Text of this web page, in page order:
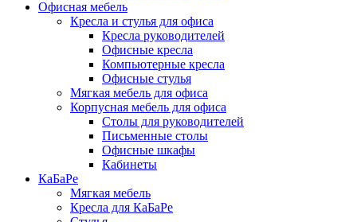
Офисная мебель
Кресла и стулья для офиса
Кресла руководителей
Офисные кресла
Компьютерные кресла
Офисные стулья
Мягкая мебель для офиса
Корпусная мебель для офиса
Столы для руководителей
Письменные столы
Офисные шкафы
Кабинеты
КаБаРе
Мягкая мебель
Кресла для КаБаРе